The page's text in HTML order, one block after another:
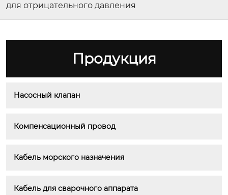
для отрицательного давления
Продукция
Насосный клапан
Компенсационный провод
Кабель морского назначения
Кабель для сварочного аппарата